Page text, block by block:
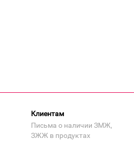
Клиентам
Письма о наличии ЗМЖ,
ЗЖЖ в продуктах